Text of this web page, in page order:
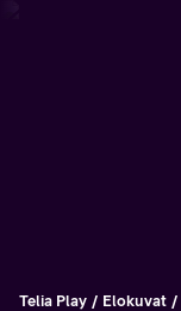
Telia Play Elokuvat